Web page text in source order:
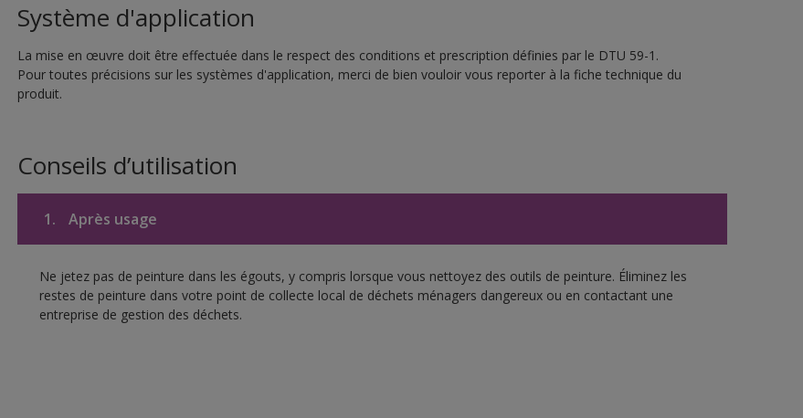
Système d'application
La mise en œuvre doit être effectuée dans le respect des conditions et prescription définies par le DTU 59-1.
Pour toutes précisions sur les systèmes d'application, merci de bien vouloir vous reporter à la fiche technique du
produit.
Conseils d’utilisation
1. Après usage
Ne jetez pas de peinture dans les égouts, y compris lorsque vous nettoyez des outils de peinture. Éliminez les
restes de peinture dans votre point de collecte local de déchets ménagers dangereux ou en contactant une
entreprise de gestion des déchets.